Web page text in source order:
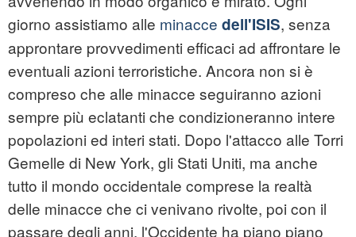
giorno assistiamo alle minacce dell'ISIS, senza
approntare provvedimenti efficaci ad affrontare le
eventuali azioni terroristiche. Ancora non si è
compreso che alle minacce seguiranno azioni
sempre più eclatanti che condizioneranno intere
popolazioni ed interi stati. Dopo l'attacco alle Torri
Gemelle di New York, gli Stati Uniti, ma anche
tutto il mondo occidentale comprese la realtà
delle minacce che ci venivano rivolte, poi con il
passare degli anni, l'Occidente ha piano piano